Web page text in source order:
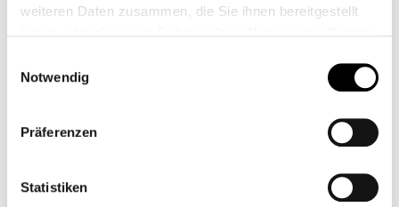
weiteren Daten zusammen, die Sie ihnen bereitgestellt
Notwendig
Präferenzen
Statistiken
Produkt Anzahl: Gib den gewünschten Wert ein
Zum Merkzettel hinzufügen
Beschreibung